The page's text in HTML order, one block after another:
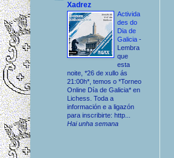
Xadrez
Activida
des do
Dia de
Galicia -
Lembra
que
esta
noite, *26 de xullo ás
21:00h*, temos o *Torneo
Online Día de Galicia* en
Lichess. Toda a
información e a ligazón
para inscribirte: http...
Hai unha semana